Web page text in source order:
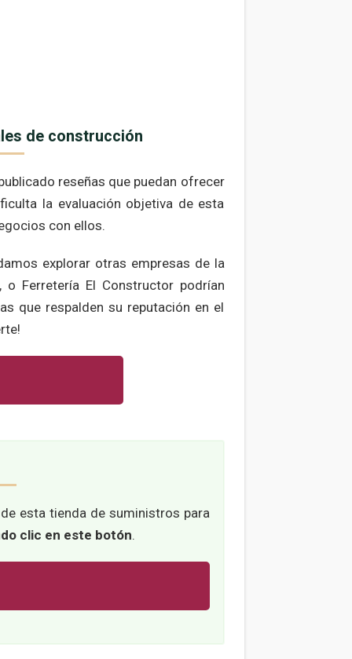
de construcción
reseñas que puedan ofrecer
la evaluación objetiva de esta
con ellos.
explorar otras empresas de la
Ferretería El Constructor podrían
que respalden su reputación en el
esta tienda de suministros para
clic en este botón.